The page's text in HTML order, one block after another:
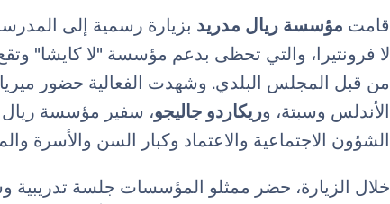
قامت مؤسسة ريال مدريد بزيارة رسمية إلى
لا فرونتيرا، والتي تحظى بدعم مؤسسة "لا كايشا"
من قبل المجلس البلدي. وشهدت الفعالية حضور
الأندلس وسبتة، وريكاردو جاليجو، سفير مؤسسة ريال
الشؤون الاجتماعية والاعتماد وكبار السن والأسرة
خلال الزيارة، حضر ممثلو المؤسسات جلسة تدريبية